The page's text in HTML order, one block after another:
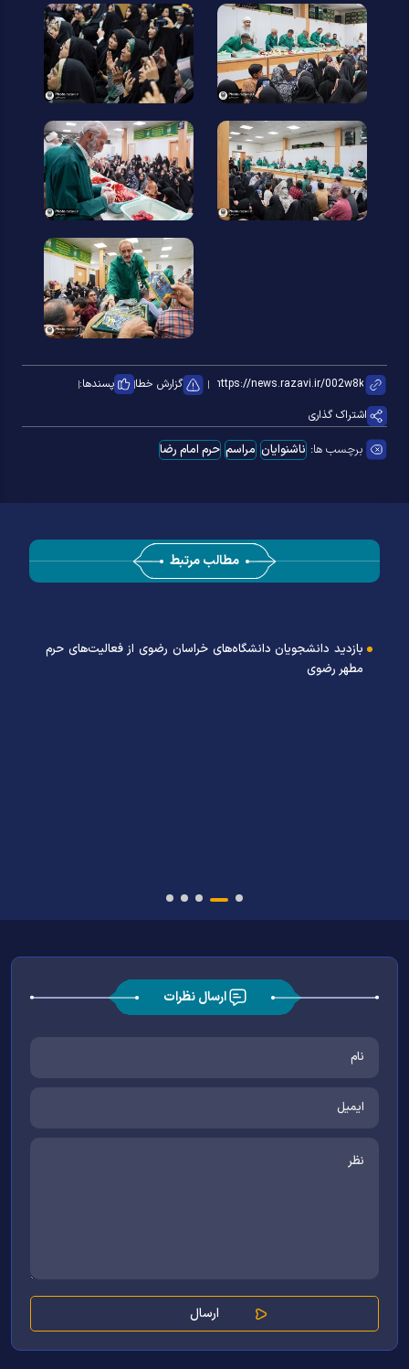
گزارش خطا
پسندها:
اشتراک گذاری
برچسب ها: ناشنوایان مراسم حرم امام رضا
مطالب مرتبط
ارسال نظرات